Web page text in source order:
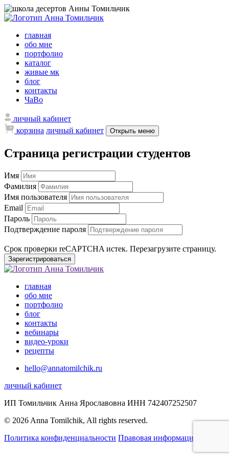
главная
обо мне
портфолио
каталог
живые мк
блог
контакты
ЧаВо
личный кабинет
корзина личный кабинет Открыть меню
Страница регистрации студентов
Имя
Фамилия
Имя пользователя
Email
Пароль
Подтверждение пароля
Срок проверки reCAPTCHA истек. Перезагрузите страницу.
Зарегистрироваться
главная
обо мне
портфолио
блог
контакты
вебинары
видео-уроки
рецепты
hello@annatomilchik.ru
личный кабинет
ИП Томильчик Анна Ярославовна ИНН 742407252507
© 2026 Anna Tomilchik, All rights reserved.
Политика конфиденциальности Правовая информация